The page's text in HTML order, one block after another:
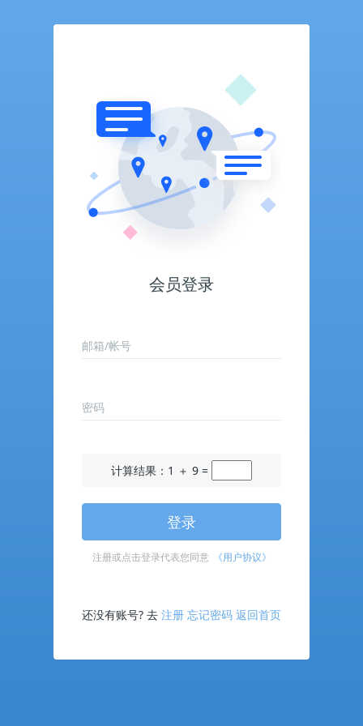
会员登录
邮箱/帐号
密码
计算结果：1 ＋ 9 =
登录
注册或点击登录代表您同意 《用户协议》
还没有账号? 去 注册 忘记密码 返回首页